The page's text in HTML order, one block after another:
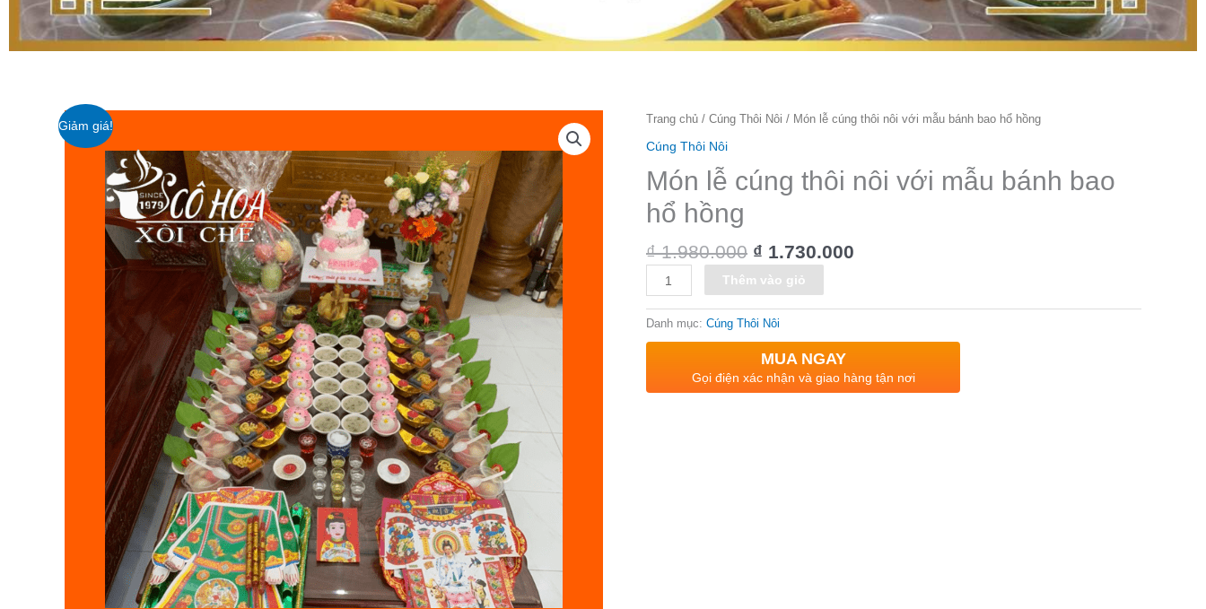
Giảm giá! Trang chủ / Cúng Thôi Nôi / Món lễ cúng thôi nôi với mẫu bánh bao hổ hồng
Cúng Thôi Nôi
Món lễ cúng thôi nôi với mẫu bánh bao
hổ hồng
₫1.980.000
Giá
₫ 1.980.000.
₫ 1.730.000
Giá
là:
₫ 1.730.000.
Số
Thêm vào giỏ
Danh mục: Cúng Thôi Nôi
MUA NGAY
Gọi điện xác nhận và giao hàng tận nơi